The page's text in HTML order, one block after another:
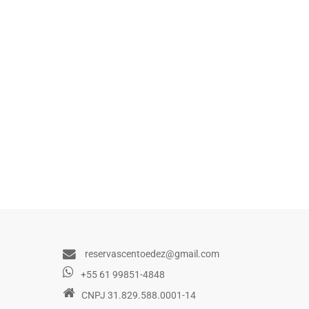
reservascentoedez@gmail.com
+55 61 99851-4848
CNPJ 31.829.588.0001-14